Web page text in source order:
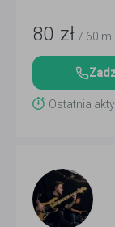
80 zł / 60
Ostatnia